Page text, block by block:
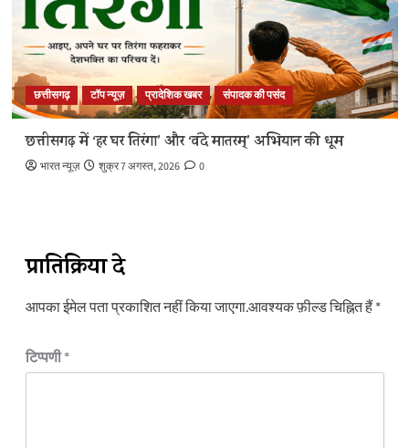
छत्तीसगढ़ टॉप न्यूज़ प्रादेशिक खबर संपादक की पसंद
छत्तीसगढ़ में ‘हर घर तिरंगा’ और ‘वंदे मातरम्’ अभियान की धूम
भारत न्यूज़ शुक्र 7 अगस्त, 2026 0
प्रातिक्रिया दे
आपका ईमेल पता प्रकाशित नहीं किया जाएगा.आवश्यक फ़ील्ड चिह्नित हैं*
टिप्पणी*